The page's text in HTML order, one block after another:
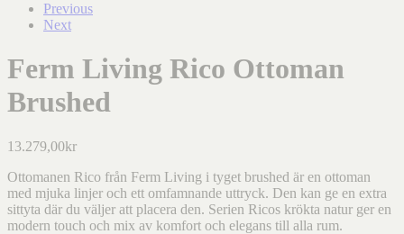
Previous
Next
Ferm Living Rico Ottoman
Brushed
13.279,00kr
Ottomanen Rico från Ferm Living i tyget brushed är en ottoman
med mjuka linjer och ett omfamnande uttryck. Den kan ge en extra
sittyta där du väljer att placera den. Serien Ricos krökta natur ger en
modern touch och mix av komfort och elegans till alla rum.